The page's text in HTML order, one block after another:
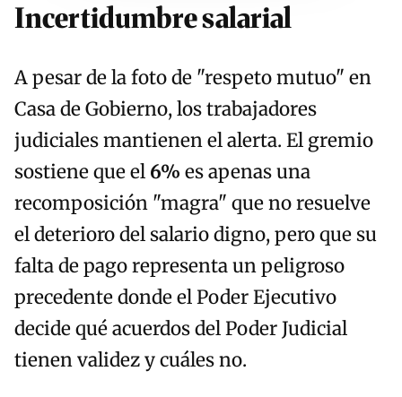
Incertidumbre salarial
A pesar de la foto de "respeto mutuo" en
Casa de Gobierno, los trabajadores
judiciales mantienen el alerta. El gremio
sostiene que el 6% es apenas una
recomposición "magra" que no resuelve
el deterioro del salario digno, pero que su
falta de pago representa un peligroso
precedente donde el Poder Ejecutivo
decide qué acuerdos del Poder Judicial
tienen validez y cuáles no.